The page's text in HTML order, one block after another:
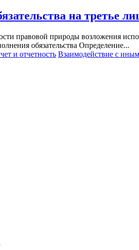
на третье
правовой природы возложения
обязательства Определение...
и отчетность Взаимодействие с